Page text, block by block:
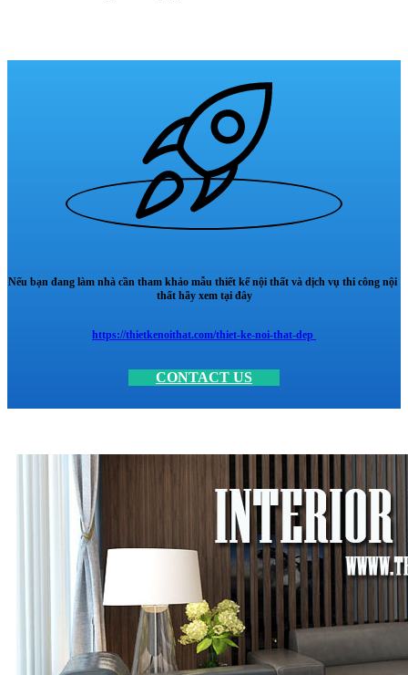
Nếu bạn đang làm nhà cần tham khảo mẫu thiết kế nội thất và dịch vụ thi công nội
thất hãy xem tại đây
https://thietkenoithat.com/thiet-ke-noi-that-dep
CONTACT US